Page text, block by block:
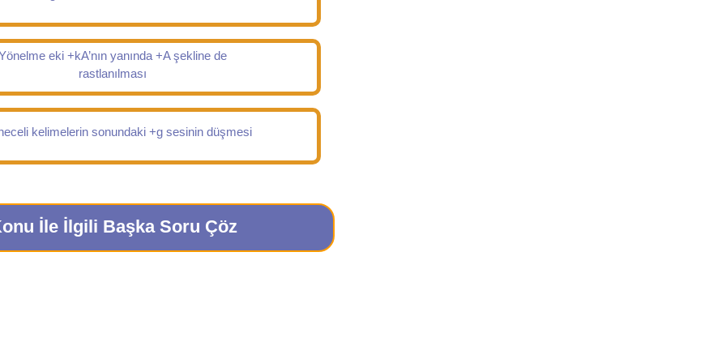
eki +kA’nın yanında +A şekline de
rastlanılması
kelimelerin sonundaki +g sesinin düşmesi
İle İlgili Başka Soru Çöz